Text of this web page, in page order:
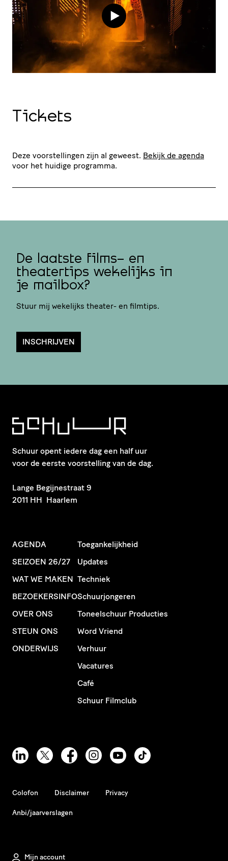
Tickets
Deze voorstellingen zijn al geweest. Bekijk de agenda
voor het huidige programma.
De laatste films- en
theatertips wekelijks in
je mailbox?
Stuur mij wekelijks theater- en filmtips.
INSCHRIJVEN
Schuur opent iedere dag een half uur
voor de eerste voorstelling van de dag.
​Lange Begijnestraat 9
2011 HH Haarlem
AGENDA
SEIZOEN 26/27
WAT WE MAKEN
BEZOEKERSINFO
OVER ONS
STEUN ONS
ONDERWIJS
Toegankelijkheid
Updates
Techniek
Schuurjongeren
Toneelschuur Producties
Word Vriend
Verhuur
Vacatures
Café
Schuur Filmclub
Colofon Disclaimer Privacy
Anbi/jaarverslagen
Mijn account